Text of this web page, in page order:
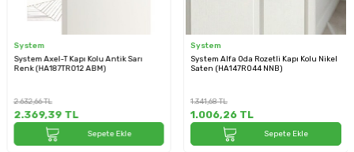
System
System Axel-T Kapı Kolu Antik Sarı
Renk (HA187TRO12 ABM)
2.632,66TL
2.369,39 TL
Sepete Ekle
System
System Alfa Oda Rozetli Kapı Kolu Nikel
Saten (HA147RO44 NNB)
1.341,68TL
1.006,26TL
Sepete Ekle